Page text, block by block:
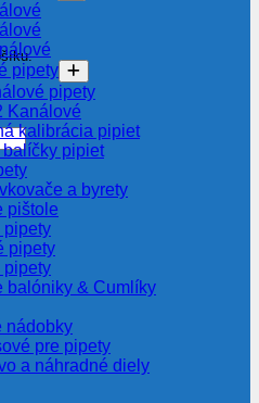
pipety
pipety
Kanálové
kalibrácia pipiet
pipiet
a byrety
pištole
pipety
pipety
pipety
balóniky & Cumlíky
nádobky
pre pipety
a náhradné diely